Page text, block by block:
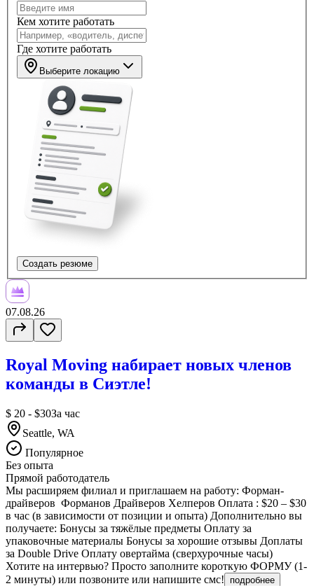
Кем хотите работать
Где хотите работать
Выберите локацию
Создать резюме
07.08.26
Royal Moving набирает новых членов
команды в Сиэтле!
$ 20 - $30За час
Seattle, WA
Популярное
Без опыта
Прямой работодатель
Мы расширяем филиал и приглашаем на работу: Форман-
драйверов Форманов Драйверов Хелперов Оплата : $20 – $30
в час (в зависимости от позиции и опыта) Дополнительно вы
получаете: Бонусы за тяжёлые предметы Оплату за
упаковочные материалы Бонусы за хорошие отзывы Доплаты
за Double Drive Оплату овертайма (сверхурочные часы)
Хотите на интервью? Просто заполните короткую ФОРМУ (1-
2 минуты) или позвоните или напишите смс!
подробнее